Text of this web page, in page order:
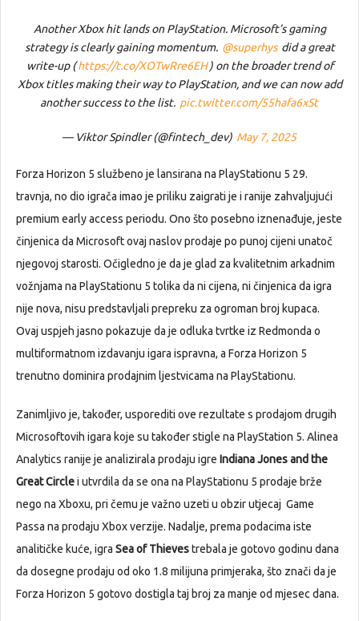
Another Xbox hit lands on PlayStation. Microsoft’s gaming
strategy is clearly gaining momentum. @superhys did a great
write-up (https://t.co/XOTwRre6EH ) on the broader trend of
Xbox titles making their way to PlayStation, and we can now add
another success to the list. pic.twitter.com/55hafa6xSt
— Viktor Spindler (@fintech_dev) May 7, 2025
Forza Horizon 5 službeno je lansirana na PlayStationu 5 29.
travnja, no dio igrača imao je priliku zaigrati je i ranije zahvaljujući
premium early access periodu. Ono što posebno iznenađuje, jeste
činjenica da Microsoft ovaj naslov prodaje po punoj cijeni unatoč
njegovoj starosti. Očigledno je da je glad za kvalitetnim arkadnim
vožnjama na PlayStationu 5 tolika da ni cijena, ni činjenica da igra
nije nova, nisu predstavljali prepreku za ogroman broj kupaca.
Ovaj uspjeh jasno pokazuje da je odluka tvrtke iz Redmonda o
multiformatnom izdavanju igara ispravna, a Forza Horizon 5
trenutno dominira prodajnim ljestvicama na PlayStationu.
Zanimljivo je, također, usporediti ove rezultate s prodajom drugih
Microsoftovih igara koje su također stigle na PlayStation 5. Alinea
Analytics ranije je analizirala prodaju igre Indiana Jones and the
Great Circlei utvrdila da se ona na PlayStationu 5 prodaje brže
nego na Xboxu, pri čemu je važno uzeti u obzir utjecaj Game
Passa na prodaju Xbox verzije. Nadalje, prema podacima iste
analitičke kuće, igra Sea of Thievestrebala je gotovo godinu dana
da dosegne prodaju od oko 1.8 milijuna primjeraka, što znači da je
Forza Horizon 5 gotovo dostigla taj broj za manje od mjesec dana.